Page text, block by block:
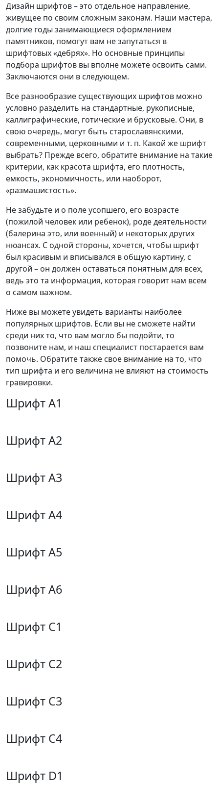
Дизайн шрифтов – это отдельное направление,
живущее по своим сложным законам. Наши мастера,
долгие годы занимающиеся оформлением
памятников, помогут вам не запутаться в
шрифтовых «дебрях». Но основные принципы
подбора шрифтов вы вполне можете освоить сами.
Заключаются они в следующем.
Все разнообразие существующих шрифтов можно
условно разделить на стандартные, рукописные,
каллиграфические, готические и брусковые. Они, в
свою очередь, могут быть старославянскими,
современными, церковными и т. п. Какой же шрифт
выбрать? Прежде всего, обратите внимание на такие
критерии, как красота шрифта, его плотность,
емкость, экономичность, или наоборот,
«размашистость».
Не забудьте и о поле усопшего, его возрасте
(пожилой человек или ребенок), роде деятельности
(балерина это, или военный) и некоторых других
нюансах. С одной стороны, хочется, чтобы шрифт
был красивым и вписывался в общую картину, с
другой – он должен оставаться понятным для всех,
ведь это та информация, которая говорит нам всем
о самом важном.
Ниже вы можете увидеть варианты наиболее
популярных шрифтов. Если вы не сможете найти
среди них то, что вам могло бы подойти, то
позвоните нам, и наш специалист постарается вам
помочь. Обратите также свое внимание на то, что
тип шрифта и его величина не влияют на стоимость
гравировки.
Шрифт А1
Шрифт А2
Шрифт А3
Шрифт А4
Шрифт А5
Шрифт А6
Шрифт С1
Шрифт С2
Шрифт С3
Шрифт С4
Шрифт D1